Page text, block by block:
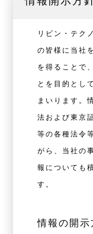
リビン・テク
の皆様に当社
を得ることで
とを目的とし
まいります。
法および東京
等の各種法令
がら、当社の
報についても
す。
情報の開⽰